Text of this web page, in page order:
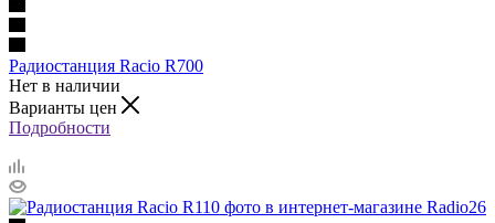
Радиостанция Racio R700
Нет в наличии
Варианты цен
Подробности